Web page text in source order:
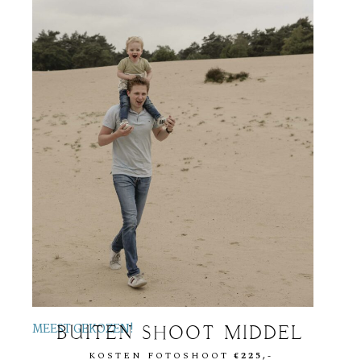
BUITEN SHOOT MIDDEL
MEEST GEKOZEN!
KOSTEN FOTOSHOOT €225,-